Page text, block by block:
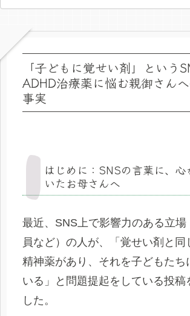
「子どもに覚せい剤」という
ADHD治療薬に悩む親御さん
事実
はじめに：SNSの言葉に、心
いたお母さんへ
最近、SNS上で影響力のある立場
員など）の人が、「覚せい剤と同
精神薬があり、それを子どもたち
いる」と問題提起をしている投稿
した。